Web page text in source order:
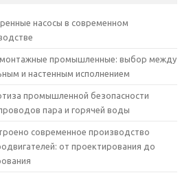
насосы в современном
промышленные: выбор между
и настенным исполнением
промышленной безопасности
пара и горячей воды
современное производство
от проектирования до